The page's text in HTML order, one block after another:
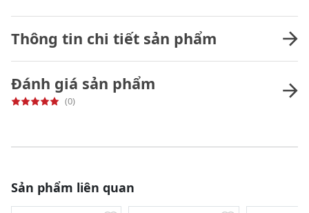
Thông tin chi tiết sản phẩm
Đánh giá sản phẩm
(0)
Sản phẩm liên quan